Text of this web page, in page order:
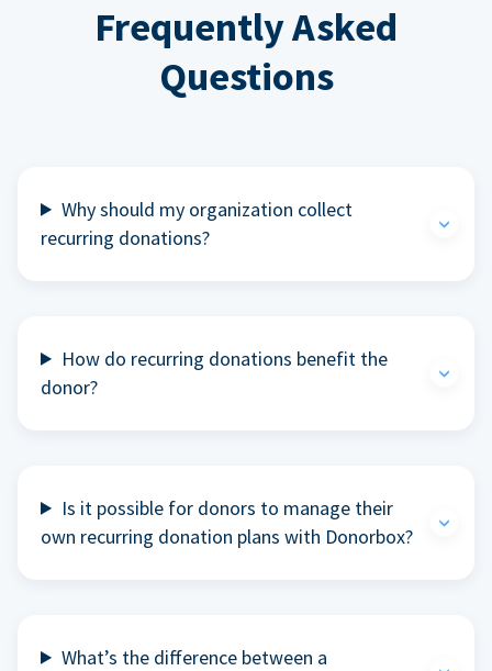
Frequently Asked
Questions
Why should my organization collect
recurring donations?
How do recurring donations benefit the
donor?
Is it possible for donors to manage their
own recurring donation plans with Donorbox?
What’s the difference between a